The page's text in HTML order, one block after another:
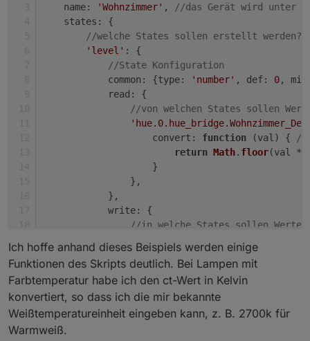
name: 'Wohnzimmer' ,
//das Gerät wird unter
states : {
//welche States sollen erstellt werden?
'level' : {
//State Konfiguration
common : {type: 'number' , def: 0, min
read : {
//von welchen States sollen
convert : function (val ) {
//
return Math. floor(val *
                    }
                },
            },
write: {
//in welche States sollen Werte
convert: function (
return Math . ceil
                    },
delay: 1500,
before: function (device,
Ich hoffe anhand dieses Beispiels werden einige
Funktionen des Skripts deutlich. Bei Lampen mit
Farbtemperatur habe ich den ct-Wert in Kelvin
konvertiert, so dass ich die mir bekannte
Weißtemperatureinheit eingeben kann, z. B. 2700k für
Warmweiß.